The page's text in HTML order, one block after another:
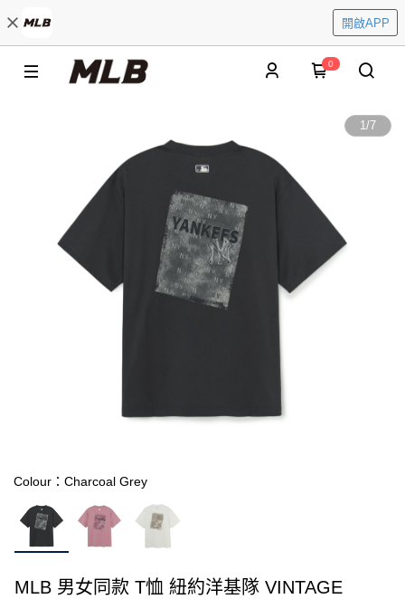
開啟APP
0
1/7
Colour：Charcoal Grey
MLB 男女同款 T恤 紐約洋基隊 VINTAGE